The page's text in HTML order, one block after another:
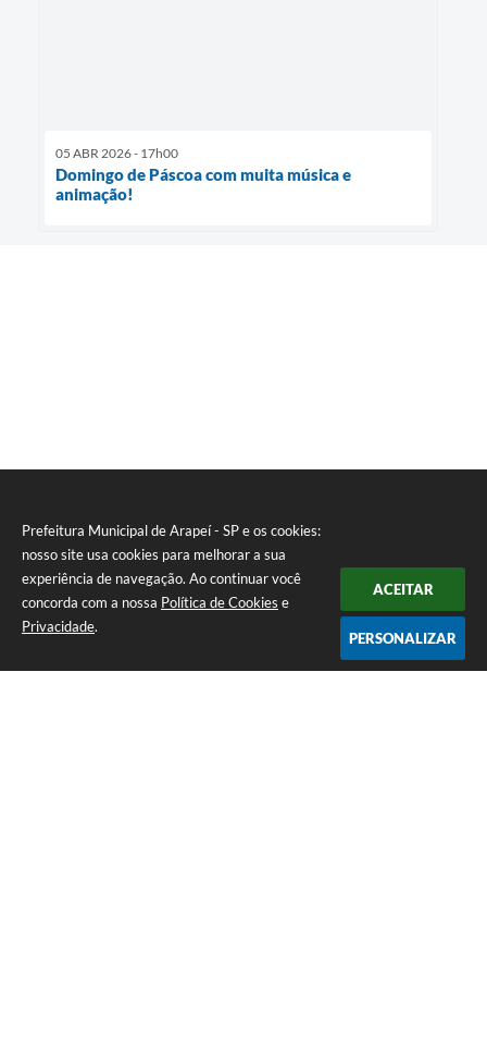
Prefeitura Municipal de Arapeí - SP e os cookies:
nosso site usa cookies para melhorar a sua
experiência de navegação. Ao continuar você
concorda com a nossa Política de Cookies e
Privacidade.
ACEITAR
PERSONALIZAR
05 ABR 2026 - 17h00
Domingo de Páscoa com muita música e
animação!